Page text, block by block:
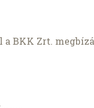
BKK Zrt.